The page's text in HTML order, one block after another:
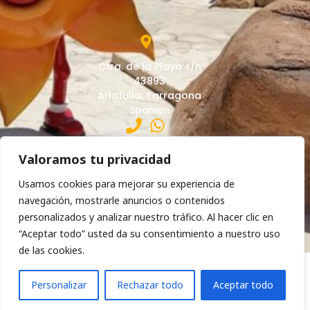
Valoramos tu privacidad
Usamos cookies para mejorar su experiencia de
navegación, mostrarle anuncios o contenidos
personalizados y analizar nuestro tráfico. Al hacer clic en
“Aceptar todo” usted da su consentimiento a nuestro uso
de las cookies.
Personalizar Rechazar todo Aceptar todo
Ctra. de la Playa s/n
43893
Altafulla, Tarragona
Spanien
(+34) 977 65 02 13
info@campingsantaeulalia.com
DatenschutzrichtlinieErklärung Zur Barrierefreiheit
Campingplatz Santa Eulàlia © 2026 ·Web-Designmit ♥️ für ARTIC
¿Cómo podemos ayudarte?
OPEN